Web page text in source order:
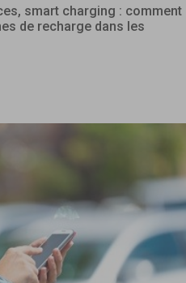
smart charging : comment
de recharge dans les